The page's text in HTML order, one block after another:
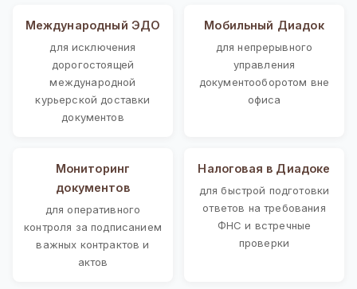
Международный ЭДО
для исключения
дорогостоящей
международной
курьерской доставки
документов
Мобильный Диадок
для непрерывного
управления
документооборотом вне
офиса
Мониторинг
документов
для оперативного
контроля за подписанием
важных контрактов и
актов
Налоговая в Диадоке
для быстрой подготовки
ответов на требования
ФНС и встречные
проверки